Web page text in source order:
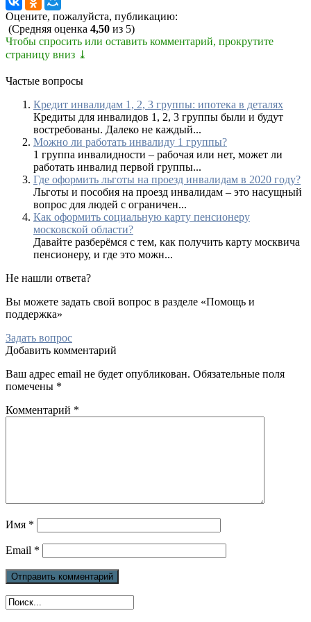
Оцените, пожалуйста, публикацию:
(Средняя оценка 4,50 из 5)
Чтобы спросить или оставить комментарий, прокрутите
страницу вниз ⤓
Частые вопросы
Кредит инвалидам 1, 2, 3 группы: ипотека в деталях
Кредиты для инвалидов 1, 2, 3 группы были и будут
востребованы. Далеко не каждый...
Можно ли работать инвалиду 1 группы?
1 группа инвалидности – рабочая или нет, может ли
работать инвалид первой группы...
Где оформить льготы на проезд инвалидам в 2020 году?
Льготы и пособия на проезд инвалидам – это насущный
вопрос для людей с ограничен...
Как оформить социальную карту пенсионеру
московской области?
Давайте разберёмся с тем, как получить карту москвича
пенсионеру, и где это можн...
Не нашли ответа?
Вы можете задать свой вопрос в разделе «Помощь и
поддержка»
Задать вопрос
Добавить комментарий
Ваш адрес email не будет опубликован. Обязательные поля
помечены *
Комментарий *
Имя *
Email *